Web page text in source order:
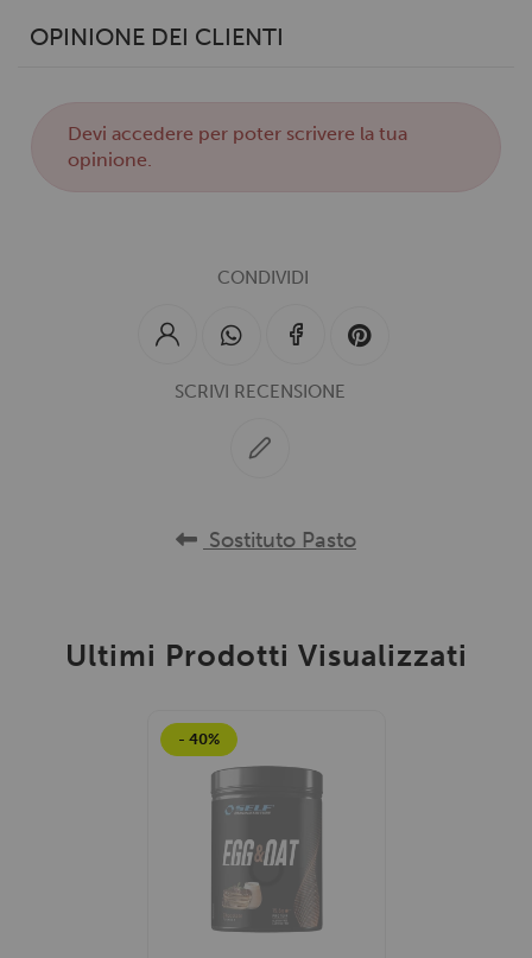
OPINIONE DEI CLIENTI
Deviaccedere per poter scrivere la tua
opinione.
CONDIVIDI
SCRIVI RECENSIONE
Sostituto Pasto
Ultimi Prodotti Visualizzati
- 40%